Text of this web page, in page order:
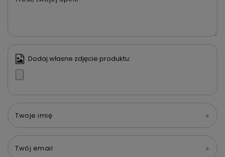
Dodaj własne zdjęcie produktu:
Twoje imię
Twój email